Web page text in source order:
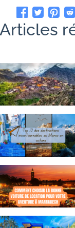
Articles